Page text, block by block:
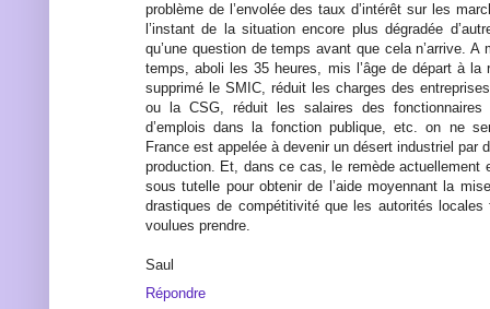
problème de l’envolée des taux d’intérêt sur les
l’instant de la situation encore plus dégradée
qu’une question de temps avant que cela n’arrive. A
temps, aboli les 35 heures, mis l’âge de départ à la
supprimé le SMIC, réduit les charges des
ou la CSG, réduit les salaires des fonctionnaires
d’emplois dans la fonction publique, etc. on ne
France est appelée à devenir un désert industriel par
production. Et, dans ce cas, le remède actuellement
sous tutelle pour obtenir de l’aide moyennant la
drastiques de compétitivité que les autorités locales
voulues prendre.
Saul
Répondre